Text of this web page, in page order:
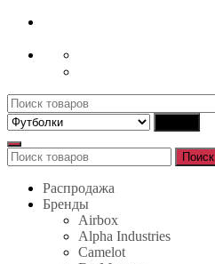
Поиск
для:
Поиск
для:
Поиск
Распродажа
Бренды
Airbox
Alpha Industries
Camelot